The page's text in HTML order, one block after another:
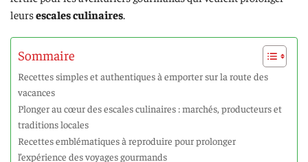
leursescales culinaires
Sommaire
Recettes simples et authentiques à emporter sur la route des
vacances
Plonger au cœur des escales culinaires : marchés, producteurs et
traditions locales
Recettes emblématiques à reproduire pour prolonger
l’expérience des voyages gourmands